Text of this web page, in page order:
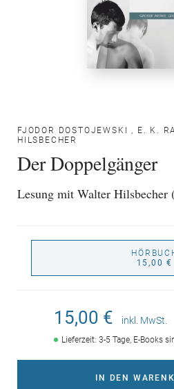
FJODOR DOSTOJEWSKI , E. K.
HILSBECHER
Der Doppelgänger
Lesung mit Walter Hilsbecher
15,00 €
15,00 € inkl. MwSt.
Lieferzeit: 3-5 Tage, E-Books
IN DEN